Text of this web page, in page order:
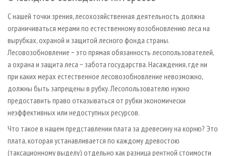
С нашей точки зрения, лесохозяйственная деятельность должна
ограничиваться мерами по естественному возобновлению леса на
вырубках, охраной и защитой лесного фонда страны.
Лесовозобновление − это прямая обязанность лесопользователей,
а охрана и защита леса − забота государства. Насаждения, где ни
при каких мерах естественное лесовозобновление невозможно,
должны быть запрещены в рубку. Лесопользователю нужно
предоставить право отказываться от рубки экономически
неэффективных или недоступных ресурсов.
Что такое в нашем представлении плата за древесину на корню? Это
плата, которая устанавливается по каждому древостою
(таксационному выделу) отдельно как разница рентной стоимости